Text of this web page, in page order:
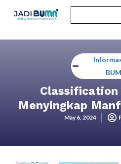
Classification
Menyingkap
May 6, 2024